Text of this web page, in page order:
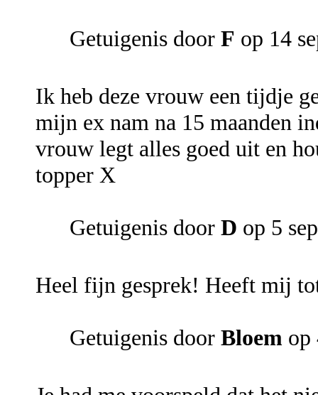
Getuigenis door F op 14
Ik heb deze vrouw een tijdje
mijn ex nam na 15 maanden
vrouw legt alles goed uit en
topper X
Getuigenis door D op 5
Heel fijn gesprek! Heeft mij
Getuigenis door Bloem op